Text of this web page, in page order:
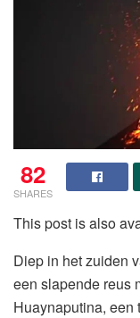
82
SHARES
This post is also
Diep in het zuiden
een slapende reus
Huaynaputina, een